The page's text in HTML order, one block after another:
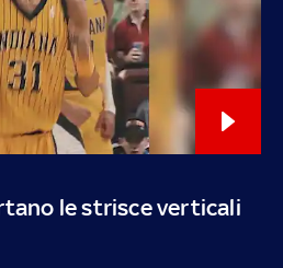
le strisce verticali